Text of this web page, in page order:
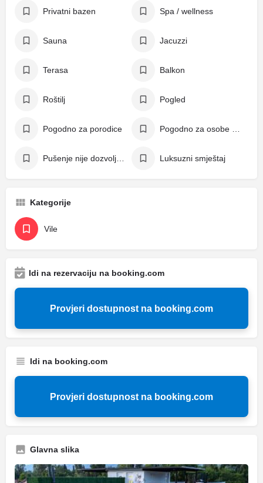
Privatni bazen Spa / wellness
Sauna Jacuzzi
Terasa Balkon
Roštilj Pogled
Pogodno za porodice
Luksuzni smještaj
Kategorije
Vile
Idi na rezervaciju na booking.com
Provjeri dostupnost na booking.com
Idi na booking.com
Provjeri dostupnost na booking.com
Glavna slika